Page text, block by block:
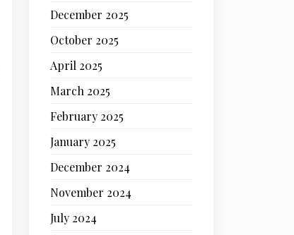
December 2025
October 2025
April 2025
March 2025
February 2025
January 2025
December 2024
November 2024
July 2024